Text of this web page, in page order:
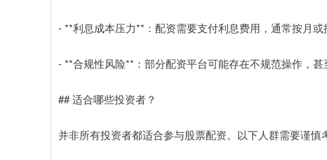
- **利息成本压力**：配资需要支付利息费用，通常按月或
- **合规性风险**：部分配资平台可能存在不规范操作，甚
## 适合哪些投资者？
并非所有投资者都适合参与股票配资。以下人群需要谨慎